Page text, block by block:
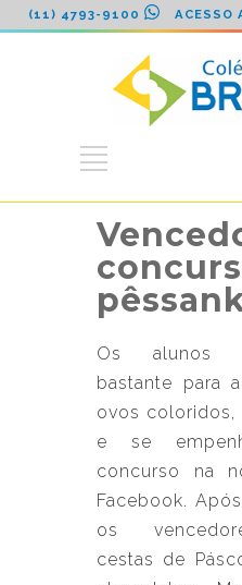
(11) 4793-9100 ACESSO
Os alunos
bastante para
ovos coloridos,
e se
concurso na
Facebook.
os
cestas de